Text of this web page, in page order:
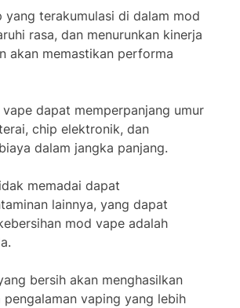
yang terakumulasi di dalam mod
rasa, dan menurunkan kinerja
akan memastikan performa
dapat memperpanjang umur
chip elektronik, dan
dalam jangka panjang.
memadai dapat
lainnya, yang dapat
mod vape adalah
bersih akan menghasilkan
vaping yang lebih